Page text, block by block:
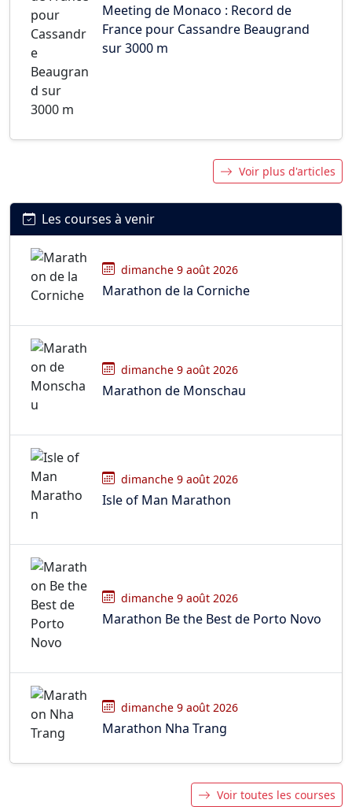
Meeting de Monaco : Record de
France pour Cassandre Beaugrand
sur 3000 m
Voir plus d'articles
Les courses à venir
dimanche 9 août 2026
Marathon de la Corniche
dimanche 9 août 2026
Marathon de Monschau
dimanche 9 août 2026
Isle of Man Marathon
dimanche 9 août 2026
Marathon Be the Best de Porto Novo
dimanche 9 août 2026
Marathon Nha Trang
Voir toutes les courses